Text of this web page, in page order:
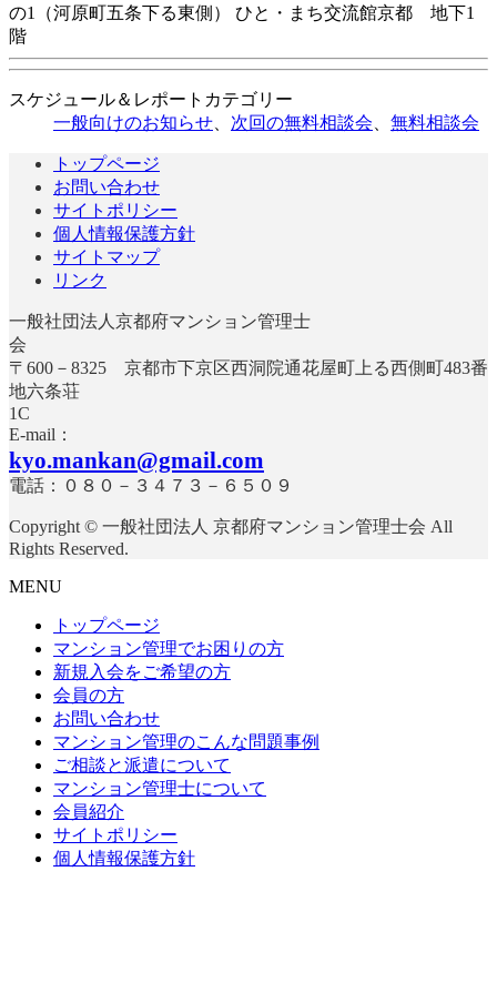
の1（河原町五条下る東側） ひと・まち交流館京都 地下1
階
スケジュール＆レポートカテゴリー
一般向けのお知らせ
次回の無料相談会 無料相談会
トップページ
お問い合わせ
サイトポリシー
個人情報保護方針
サイトマップ
リンク
一般社団法人京都府マンション管理士
〒600－8325 京都市下京区西洞院通花屋町上る西側町483番
地六条荘
E-mail：
kyo.mankan@gmail.com
電話：０８０－３４７３－６５０９
Copyright © 一般社団法人 京都府マンション管理士会 All
Rights Reserved.
MENU
トップページ
マンション管理でお困りの方
新規入会をご希望の方
会員の方
お問い合わせ
マンション管理のこんな問題事例
ご相談と派遣について
マンション管理士について
会員紹介
サイトポリシー
個人情報保護方針